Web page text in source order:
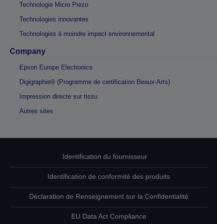
Technologie Micro Piezo
Technologies innovantes
Technologies à moindre impact environnemental
Company
Epson Europe Electronics
Digigraphie® (Programme de certification Beaux-Arts)
Impression directe sur tissu
Autres sites
Identification du fournisseur
Identification de conformité des produits
Déclaration de Renseignement sur la Confidentialité
EU Data Act Compliance